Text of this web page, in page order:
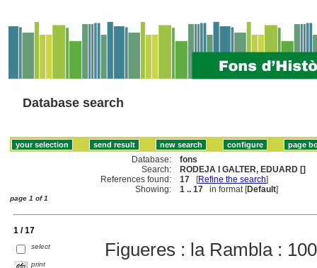
Database search
Database:
fons
Search:
RODEJA I GALTER, EDUARD []
References found:
17 [Refine the search]
Showing:
1 .. 17 in format [Default]
page 1 of 1
1 / 17
select
print
Figueres : la Rambla :